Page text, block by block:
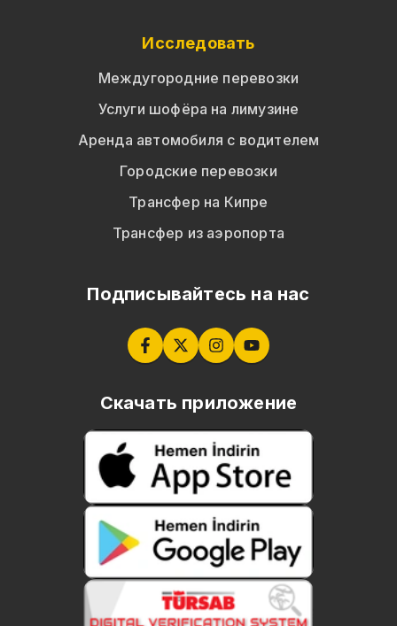
Исследовать
Междугородние перевозки
Услуги шофёра на лимузине
Аренда автомобиля с водителем
Городские перевозки
Трансфер на Кипре
Трансфер из аэропорта
Подписывайтесь на нас
Скачать приложение